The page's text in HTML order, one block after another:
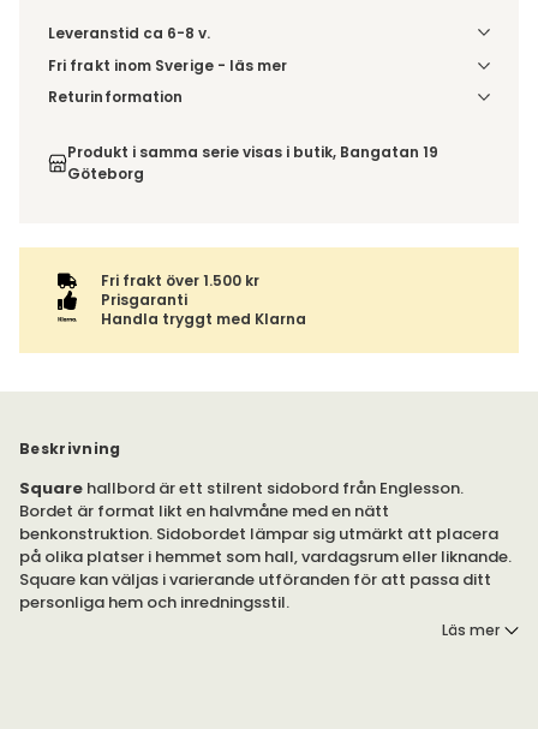
Leveranstid ca 6-8 v.
Fri frakt inom Sverige - läs mer
Denna vara skickas till ett ombud. Du väljer själv i kassan
varan ihop med andra produkter skickas hela ordern
tillsammans med samma fraktalternativ.
Returinformation
inte av ångerrätten.
Produkt i samma serie visas i butik, Bangatan 19
Göteborg
Fri frakt över 1.500 kr
Prisgaranti
Handla tryggt med Klarna
Beskrivning
Square hallbord är ett stilrent sidobord från Englesson.
Bordet är format likt en halvmåne med en nätt
benkonstruktion. Sidobordet lämpar sig utmärkt att placera
på olika platser i hemmet som hall, vardagsrum eller liknande.
Square kan väljas i varierande utföranden för att passa ditt
personliga hem och inredningsstil.
Läs mer